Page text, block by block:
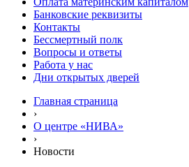
Банковские реквизиты
Контакты
Бессмертный полк
Вопросы и ответы
Работа у нас
Дни открытых дверей
Главная страница
›
О центре «НИВА»
›
Новости